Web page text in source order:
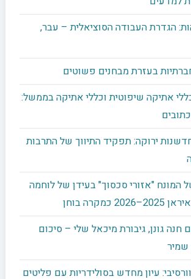
הגדרת העבודה הסוציאלית – עבר,
בעזרת מבחנים פשוטים
אתיקה שיפוטית וכללי אתיקה בממשל:
ירוקה: תפקיד התיווך של התרבות
"אזורי סכסוך" בעידן של לוחמה
בוחן
חנה גונן, גיבורת מיכאל שלי – סיכום
עיון מחדש בסולידריות עם פליטים